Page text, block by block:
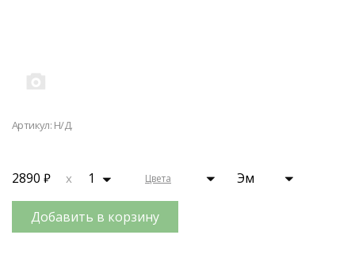
Артикул: Н/Д.
2890 x 1 Цвета Эм
Добавить в корзину